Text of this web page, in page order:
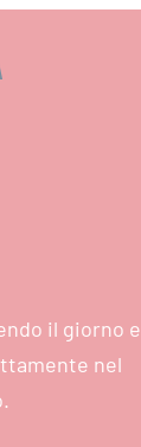
il giorno e
nel